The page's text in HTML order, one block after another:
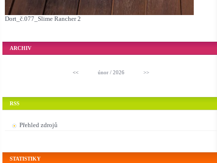
Dort_č.077_Slime Rancher 2
ARCHIV
<< únor / 2026 >>
RSS
Přehled zdrojů
STATISTIKY